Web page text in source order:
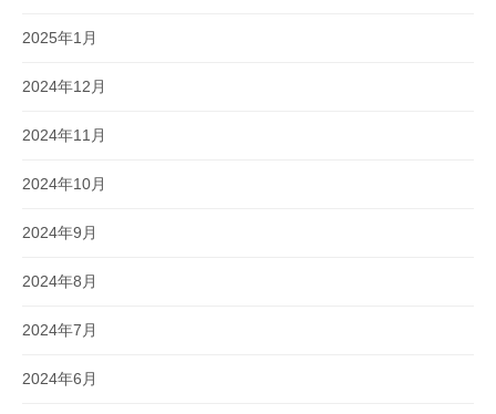
2025年1月
2024年12月
2024年11月
2024年10月
2024年9月
2024年8月
2024年7月
2024年6月